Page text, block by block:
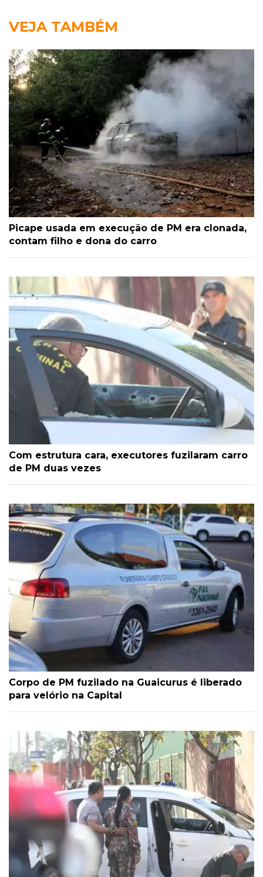
VEJA TAMBÉM
Picape usada em execução de PM era clonada,
contam filho e dona do carro
Com estrutura cara, executores fuzilaram carro
de PM duas vezes
Corpo de PM fuzilado na Guaicurus é liberado
para velório na Capital